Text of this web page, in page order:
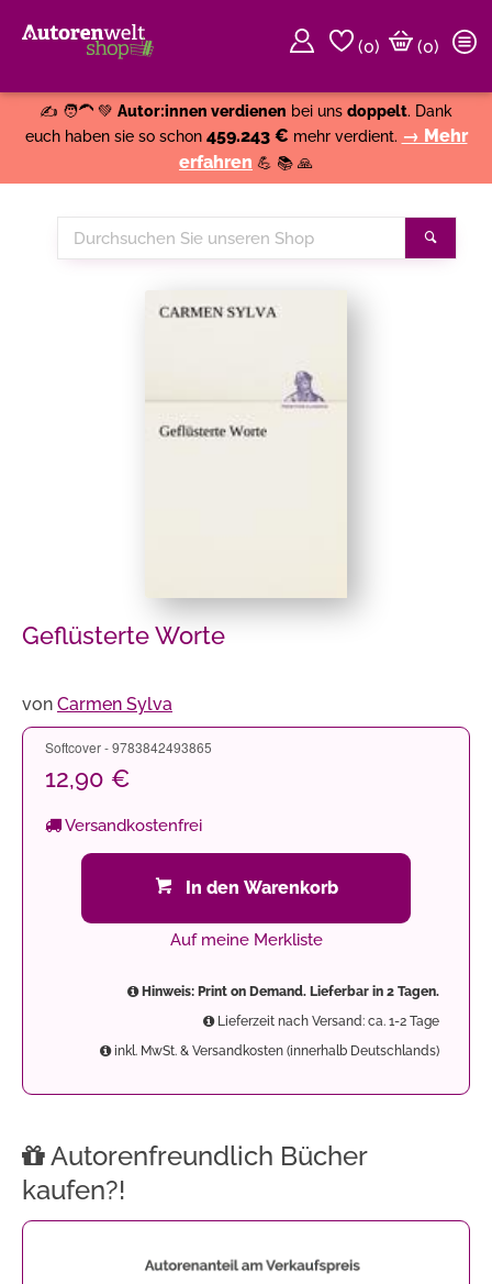
(0)
(0)
✍️ 🧑‍🦱 💚 Autor:innen verdienen bei uns doppelt. Dank
euch haben sie so schon 459.243 € mehr verdient. → Mehr
erfahren 💪 📚 🙏
Durchsuchen
Sie
Geflüsterte Worte
von Carmen Sylva
Softcover - 9783842493865
12,90 €
Versandkostenfrei
In den Warenkorb
Auf meine Merkliste
Hinweis: Print on Demand. Lieferbar in 2 Tagen.
Lieferzeit nach Versand: ca. 1-2 Tage
inkl. MwSt. & Versandkosten (innerhalb Deutschlands)
Autorenfreundlich Bücher
kaufen?!